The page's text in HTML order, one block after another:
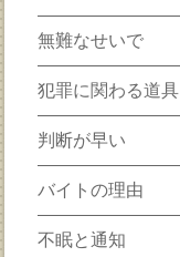
無難なせいで
犯罪に関わる道具
判断が早い
バイトの理由
不眠と通知